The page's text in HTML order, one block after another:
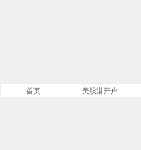
首页 美股港开户